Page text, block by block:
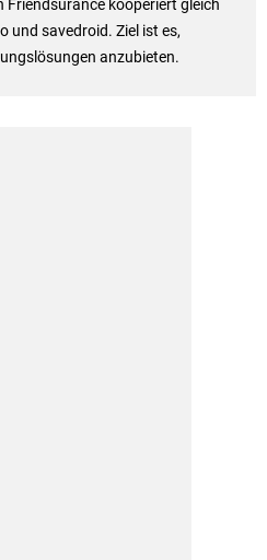
Friendsurance kooperiert gleich
und savedroid. Ziel ist es,
anzubieten.